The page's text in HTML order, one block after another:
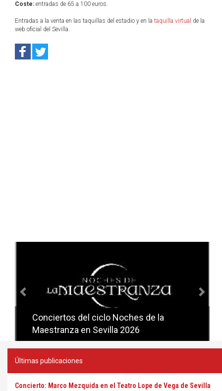
Coste: entradas de 65 a 100 euros.
Entradas a la venta en las taquillas del estadio y en la taquilla virtual de la
web oficial del Sevilla.
Conciertos del ciclo Noches de la
Maestranza en Sevilla 2026
Conciertos del ciclo Candlelight en
Sevilla
Últimas publicaciones
Concierto: Marco Mezquida en el Teatro Lope de Vega de Sevilla